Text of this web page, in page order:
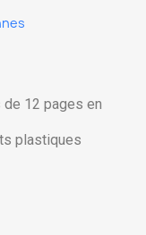
12 pages en
plastiques